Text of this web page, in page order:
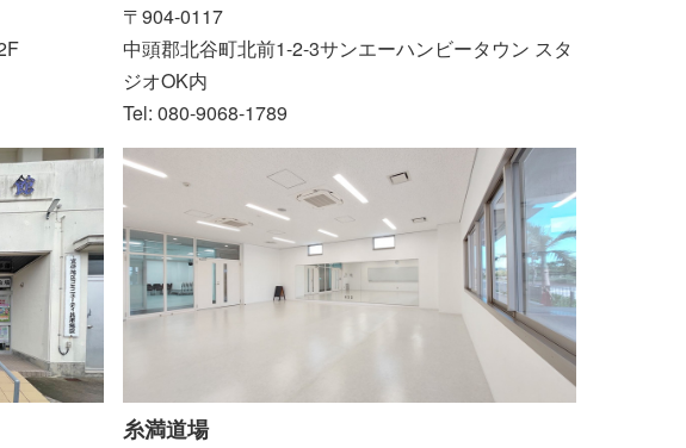
〒904-0117
中頭郡北谷町北前1-2-3サンエーハンビータウン スタ
ジオOK内
Tel: 080-9068-1789
糸満道場